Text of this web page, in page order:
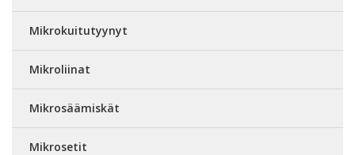
Mikrokuitutyynyt
Mikroliinat
Mikrosäämiskät
Mikrosetit